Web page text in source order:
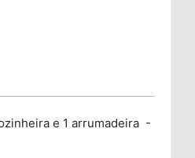
e 1 arrumadeira -